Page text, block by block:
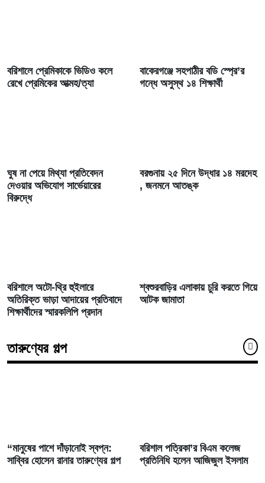
বরিশালে প্রেমিকাকে ভিডিও কলে
রেখে প্রেমিকের আত্মহ/ত্যা
বাকেরগঞ্জে সহপাঠীর বডি স্প্রে’র
গন্ধে অসুস্থ ১৪ শিক্ষার্থী
ঘুষ না পেয়ে মিথ্যা প্রতিবেদন
দেওয়ার অভিযোগ সার্ভেয়ারের
বিরুদ্ধে
বরগুনায় ২৫ দিনে উদ্ধার ১৪ মরদেহ
, জনমনে আতঙ্ক
বরিশালে অটো-থ্রি হুইলারে
অতিরিক্ত ভাড়া আদায়ের প্রতিবাদে
শিক্ষার্থীদের স্মারকলিপি প্রদান
শ্বশুরবাড়ির এলাকায় চুরি করতে গিয়ে
আটক জামাতা
তারুণ্যের গল্প
“মানুষের পাশে দাঁড়ানোই স্বপ্ন:
সাব্বির হোসেন রানার তারুণ্যের গল্প
বরিশাল পত্রিকা’র বিএম কলেজ
প্রতিনিধি হলেন আজিজুল ইসলাম